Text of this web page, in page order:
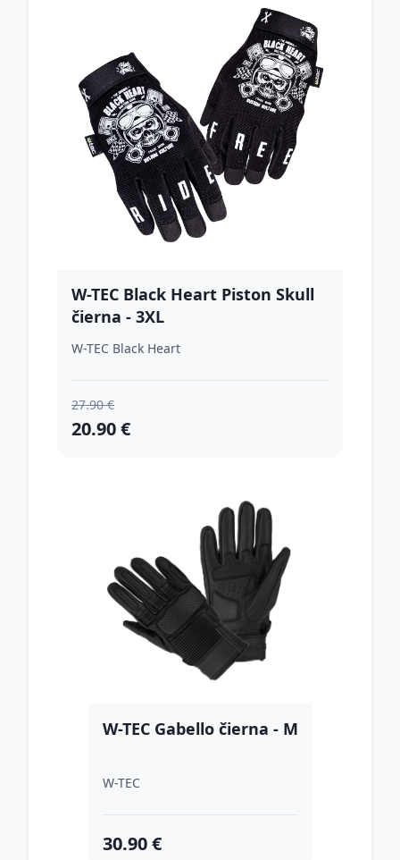
W-TEC Black Heart Piston Skull
čierna - 3XL
W-TEC Black Heart
27.90 €
20.90 €
W-TEC Gabello čierna - M
W-TEC
30.90 €